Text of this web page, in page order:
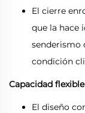
El cierre
que la hace
senderismo
condición
Capacidad
El diseño